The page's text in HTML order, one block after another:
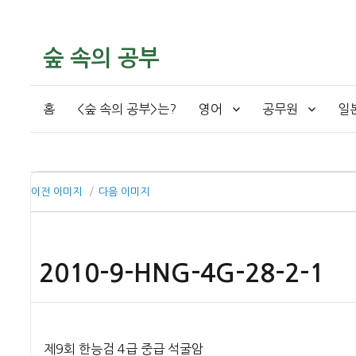
숲 속의 공부
홈 <숲 속의 공부>는? 영어 공무원 일
이전 이미지 다음 이미지
2010-9-HNG-4G-28-2-1
제9회 한능검 4급 중급 석굴암